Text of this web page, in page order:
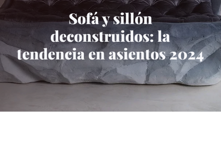
Sofá y sillón
deconstruidos: la
tendencia en asientos 2024